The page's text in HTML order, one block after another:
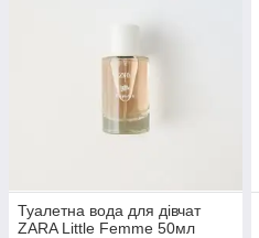
Туалетна вода для дівчат
ZARA Little Femme 50мл